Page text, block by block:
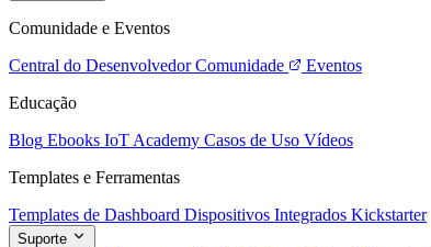
Comunidade e Eventos
Central do Desenvolvedor Comunidade
Eventos
Educação
Blog Ebooks IoT Academy Casos de Uso Vídeos
Templates e Ferramentas
Templates de Dashboard Dispositivos Integrados Kickstarter
Suporte